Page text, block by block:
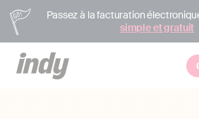
Passez à la facturation
simple et gratuit